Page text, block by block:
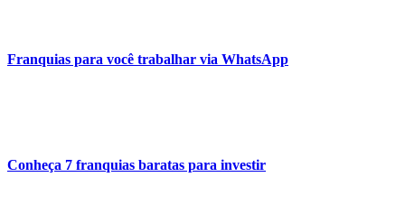
Franquias para você trabalhar via WhatsApp
Conheça 7 franquias baratas para investir